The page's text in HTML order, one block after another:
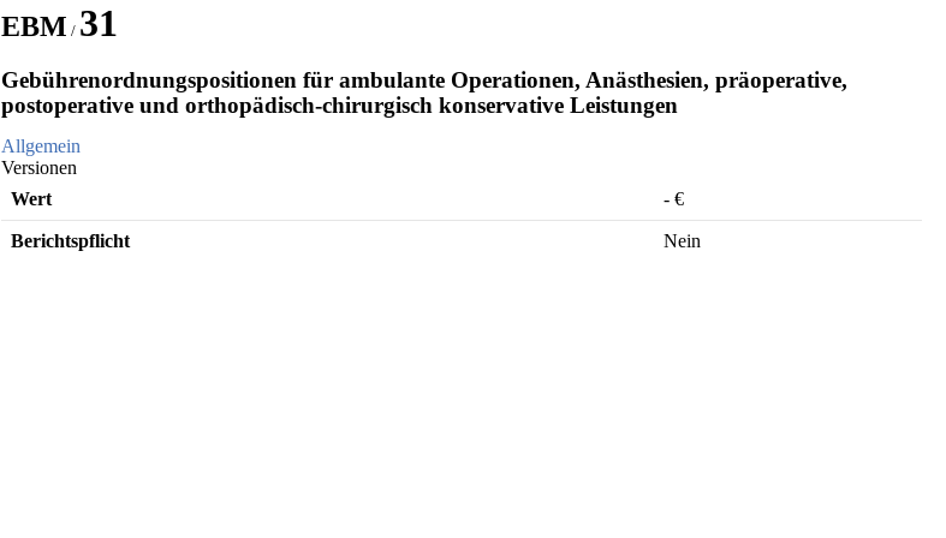
EBM / 31
Gebührenordnungspositionen für ambulante Operationen, Anästhesien, präoperative,
postoperative und orthopädisch-chirurgisch konservative Leistungen
Allgemein
Versionen
Wert
-€
Berichtspflicht Nein